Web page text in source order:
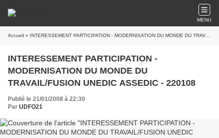
MENU
Accueil » INTERESSEMENT PARTICIPATION - MODERNISATION DU MONDE DU TRAVAIL/FUSION UNEDIC ASSEDIC - 220108
INTERESSEMENT PARTICIPATION -
MODERNISATION DU MONDE DU
TRAVAIL/FUSION UNEDIC ASSEDIC - 220108
Publié le 21/01/2008 à 22:30
Par UDFO21